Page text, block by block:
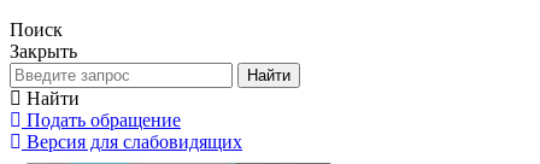
Поиск
Закрыть
Найти
Найти
Подать обращение
Версия для слабовидящих